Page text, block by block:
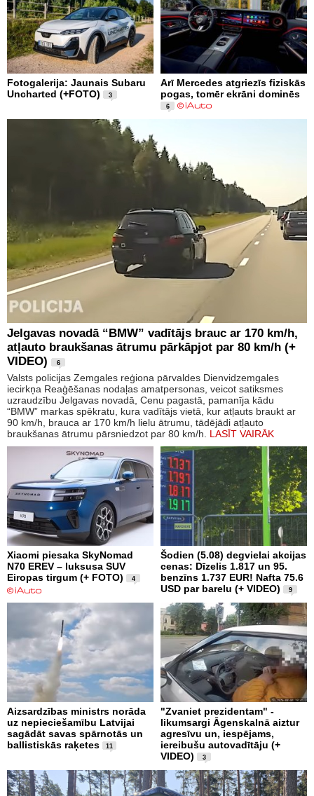
Fotogalerija: Jaunais Subaru
Uncharted (+FOTO)
3
Arī Mercedes atgriezīs fiziskās
pogas, tomēr ekrāni dominēs
6
Jelgavas novadā “BMW” vadītājs brauc ar 170 km/h,
atļauto braukšanas ātrumu pārkāpjot par 80 km/h (+
VIDEO)
6
Valsts policijas Zemgales reģiona pārvaldes Dienvidzemgales
iecirkņa Reaģēšanas nodaļas amatpersonas, veicot satiksmes
uzraudzību Jelgavas novadā, Cenu pagastā, pamanīja kādu
“BMW” markas spēkratu, kura vadītājs vietā, kur atļauts braukt ar
90 km/h, brauca ar 170 km/h lielu ātrumu, tādējādi atļauto
braukšanas ātrumu pārsniedzot par 80 km/h. LASĪT VAIRĀK
Xiaomi piesaka SkyNomad
N70 EREV – luksusa SUV
Eiropas tirgum (+ FOTO)
4
Šodien (5.08) degvielai akcijas
cenas: Dīzelis 1.817 un 95.
benzīns 1.737 EUR! Nafta 75.6
USD par barelu (+ VIDEO)
9
Aizsardzības ministrs norāda
uz nepieciešamību Latvijai
sagādāt savas spārnotās un
ballistiskās raķetes
11
"Zvaniet prezidentam" -
likumsargi Āgenskalnā aiztur
agresīvu un, iespējams,
iereibušu autovadītāju (+
VIDEO)
3